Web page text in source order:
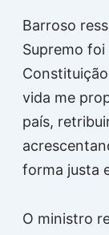
Barroso
Supremo
vida me
país,
forma justa
O ministro